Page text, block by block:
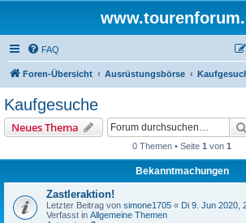
FAQ
Foren-Übersicht Ausrüstungsbörse
Kaufgesuche
Neues Thema
0 Themen • Seite 1 von 1
Bekanntmachungen
Zastleraktion!
Letzter Beitrag von simone1705 « Di 9. Jun 2020,
Verfasst in Allgemeine Themen